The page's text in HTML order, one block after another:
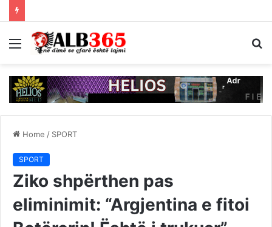
Menu
Home / SPORT
SPORT
Ziko shpërthen pas
eliminimit: “Argjentina e fitoi